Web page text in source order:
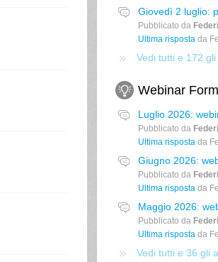
Giovedì 2 luglio:
Pubblicato da
Ultima risposta da
Vedi tutti e 172
Webinar
Luglio 2026:
Pubblicato da
Ultima risposta da
Pubblicato da
Ultima risposta da
Pubblicato da
Ultima risposta da
Vedi tutti e 36 gli